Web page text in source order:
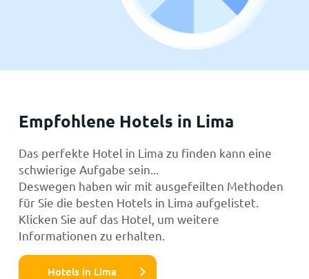
Empfohlene Hotels in Lima
Das perfekte Hotel in Lima zu finden kann eine
schwierige Aufgabe sein...
Deswegen haben wir mit ausgefeilten Methoden
für Sie die besten Hotels in Lima aufgelistet.
Klicken Sie auf das Hotel, um weitere
Informationen zu erhalten.
Hotels in Lima